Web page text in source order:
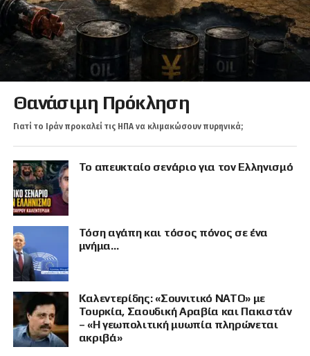
Θανάσιμη Πρόκληση
Γιατί το Ιράν προκαλεί τις ΗΠΑ να κλιμακώσουν πυρηνικά;
Το απευκταίο σενάριο για τον Ελληνισμό
Τόση αγάπη και τόσος πόνος σε ένα
μνήμα…
Καλεντερίδης: «Σουνιτικό ΝΑΤΟ» με
Τουρκία, Σαουδική Αραβία και Πακιστάν
– «Η γεωπολιτική μυωπία πληρώνεται
ακριβά»